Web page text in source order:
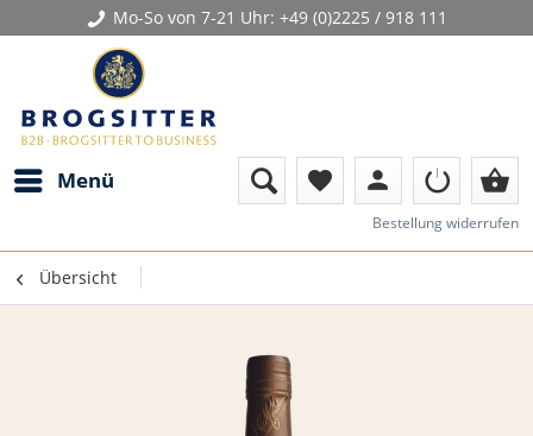
Mo-So von 7-21 Uhr: +49 (0)2225 / 918 111
Menü favorite person shopping_basket
Bestellung widerrufen
Übersicht